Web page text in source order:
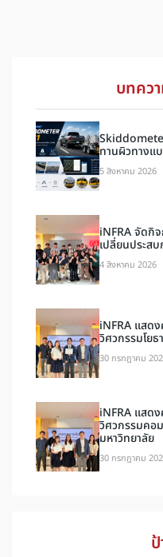
บทคว
ทานผิวทางแ
5 สิงหาคม 2026
iNFRA จัดกิ
เปลี่ยนประส
4 สิงหาคม 2026
iNFRA แสด
วิศวกรรมโย
30 กรกฎาคม
iNFRA แสด
วิศวกรรมคอ
มหาวิทยาลัย
30 กรกฎาคม